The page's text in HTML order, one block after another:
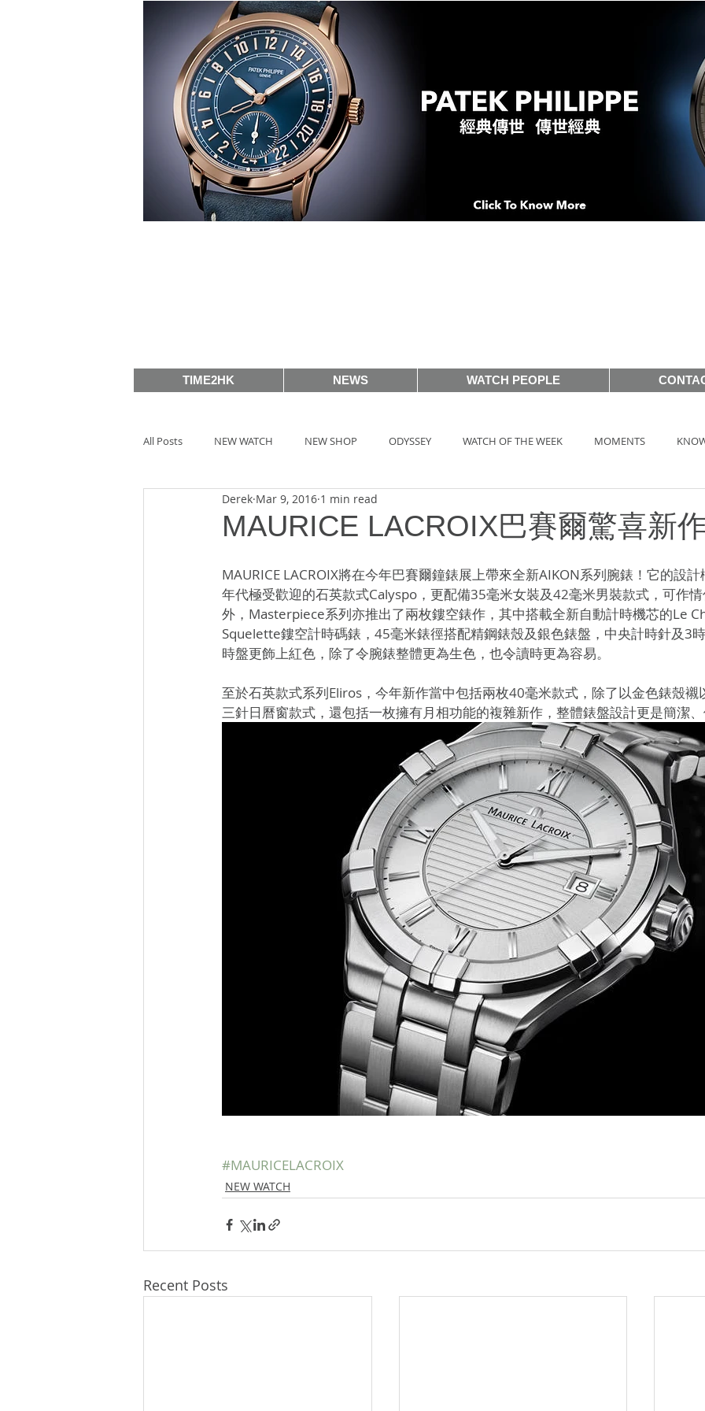
TIME2HK NEWS WATCH PEOPLE
All Posts NEW WATCH NEW SHOP ODYSSEY WATCH OF THE WEEK MOMENTS
MEET THE VIP WATCH PEOPLE HOT TAG
BASELWORLD 2019 SIHH2018 BASEL2018 PRE-BASEL 2018 SIHH2017
BASELWORLD 2016 SIHH2016 CLASSIC 101 PRE-BASEL 2020 JEWELRY Gadget News
Watches & Wonders 2020 HOT TOPIC LVMH Watch Week 2021 WATCHES & WONDERS 2021
MAURICE LACROIX巴賽爾驚喜新
Derek Mar 9, 2016 1 min read
MAURICE LACROIX將在今年巴賽爾鐘錶展上帶來全新AIKON系列腕錶！它的設
年代極受歡迎的石英款式Calyspo，更配備35毫米女裝及42毫米男裝款式，可作
外，Masterpiece系列亦推出了兩枚鏤空錶作，其中搭載全新自動計時機芯的Le
Squelette鏤空計時碼錶，45毫米錶徑搭配精鋼錶殼及銀色錶盤，中央計時針及3
時盤更飾上紅色，除了令腕錶整體更為生色，也令讀時更為容易。
至於石英款式系列Eliros，今年新作當中包括兩枚40毫米款式，除了以金色錶殼襯
三針日曆窗款式，還包括一枚擁有月相功能的複雜新作，整體錶盤設計更是簡潔
#MAURICELACROIX
NEW WATCH
Recent Posts